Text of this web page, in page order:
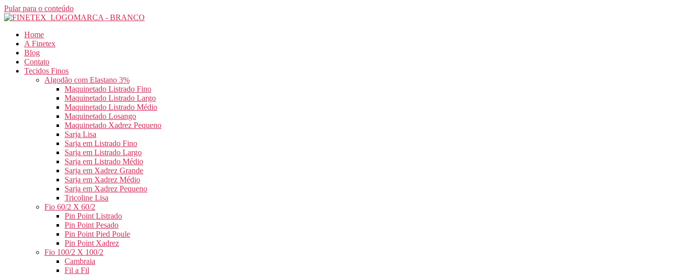
Pular para o conteúdo
Home
A Finetex
Blog
Contato
Tecidos Finos
Algodão com Elastano 3%
Maquinetado Listrado Fino
Maquinetado Listrado Largo
Maquinetado Listrado Médio
Maquinetado Losango
Maquinetado Xadrez Pequeno
Sarja Lisa
Sarja em Listrado Fino
Sarja em Listrado Largo
Sarja em Listrado Médio
Sarja em Xadrez Grande
Sarja em Xadrez Médio
Sarja em Xadrez Pequeno
Tricoline Lisa
Fio 60/2 X 60/2
Pin Point Listrado
Pin Point Pesado
Pin Point Pied Poule
Pin Point Xadrez
Fio 100/2 X 100/2
Cambraia
Fil a Fil